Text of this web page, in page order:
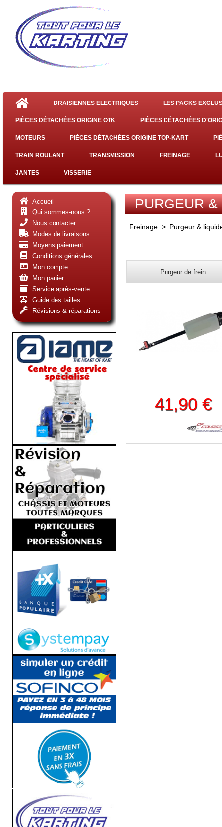
DRAISIENNES ELECTRIQUES LES PACKS
PIÈCES DÉTACHÉES ORIGINE OTK PIÈCES DÉTACHÉES
MOTEURS PIÈCES DÉTACHÉES ORIGINE TOP-KART
TRAIN ROULANT TRANSMISSION FREINAGE
JANTES VISSERIE
Accueil
Qui sommes-nous ?
Nous contacter
Modes de livraisons
Moyens paiement
Conditions générales
Mon compte
Mon panier
Service après-vente
Guide des tailles
Révisions & réparations
PURGEUR
Freinage > Purgeur &
Purgeur de frein
41,90 €